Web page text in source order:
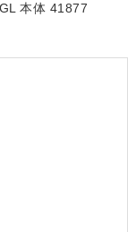
本体 41877